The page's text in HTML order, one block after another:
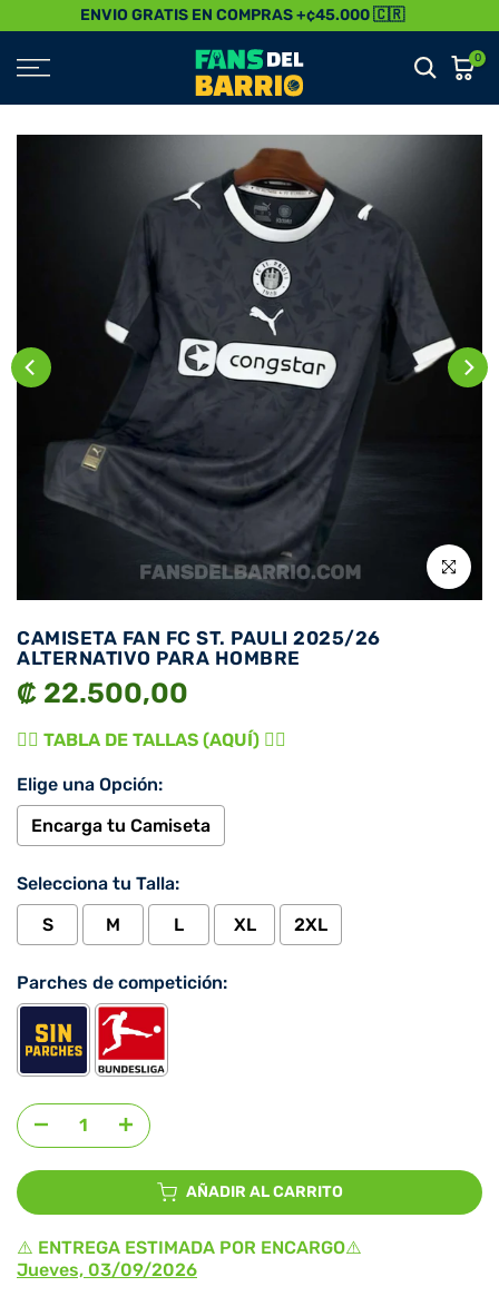
Contenido
ENVIO GRATIS EN COMPRAS +¢45.000 🇨🇷
0
Click para
CAMISETA FAN FC ST. PAULI 2025/26
ALTERNATIVO PARA HOMBRE
₡ 22.500,00
👉🏾 TABLA DE TALLAS (AQUÍ) 👈🏾
Elige una Opción:
Encarga tu Camiseta
Selecciona tu Talla:
S
M L XL 2XL
Parches de competición:
Agregar selección
AÑADIR AL CARRITO
⚠️ ENTREGA ESTIMADA POR ENCARGO⚠️
Jueves, 03/09/2026